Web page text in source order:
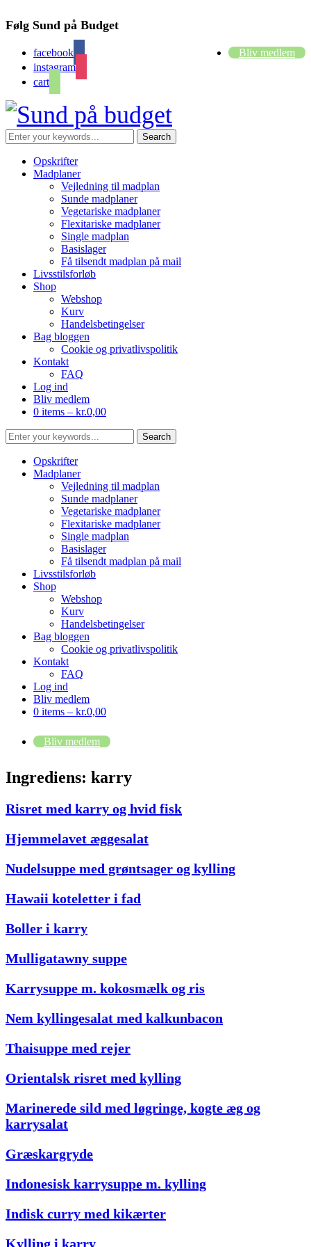
Følg Sund på Budget
facebook
instagram
cart
Bliv medlem
Opskrifter
Madplaner
Vejledning til madplan
Sunde madplaner
Vegetariske madplaner
Flexitariske madplaner
Single madplan
Basislager
Få tilsendt madplan på mail
Livsstilsforløb
Shop
Webshop
Kurv
Handelsbetingelser
Bag bloggen
Cookie og privatlivspolitik
Kontakt
FAQ
Log ind
Bliv medlem
0 items – kr.0,00
Opskrifter
Madplaner
Vejledning til madplan
Sunde madplaner
Vegetariske madplaner
Flexitariske madplaner
Single madplan
Basislager
Få tilsendt madplan på mail
Livsstilsforløb
Shop
Webshop
Kurv
Handelsbetingelser
Bag bloggen
Cookie og privatlivspolitik
Kontakt
FAQ
Log ind
Bliv medlem
0 items – kr.0,00
Bliv medlem
Ingrediens: karry
Risret med karry og hvid fisk
Hjemmelavet æggesalat
Nudelsuppe med grøntsager og kylling
Hawaii koteletter i fad
Boller i karry
Mulligatawny suppe
Karrysuppe m. kokosmælk og ris
Nem kyllingesalat med kalkunbacon
Thaisuppe med rejer
Orientalsk risret med kylling
Marinerede sild med løgringe, kogte æg og
karrysalat
Græskargryde
Indonesisk karrysuppe m. kylling
Indisk curry med kikærter
Kylling i karry